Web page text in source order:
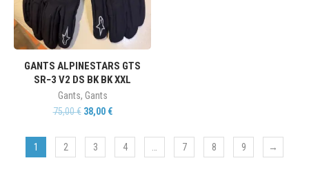
GANTS ALPINESTARS GTS
SR−3 V2 DS BK BK XXL
Gants, Gants
75,00€ 38,00 €
1 2 3 4 7 8 9 →